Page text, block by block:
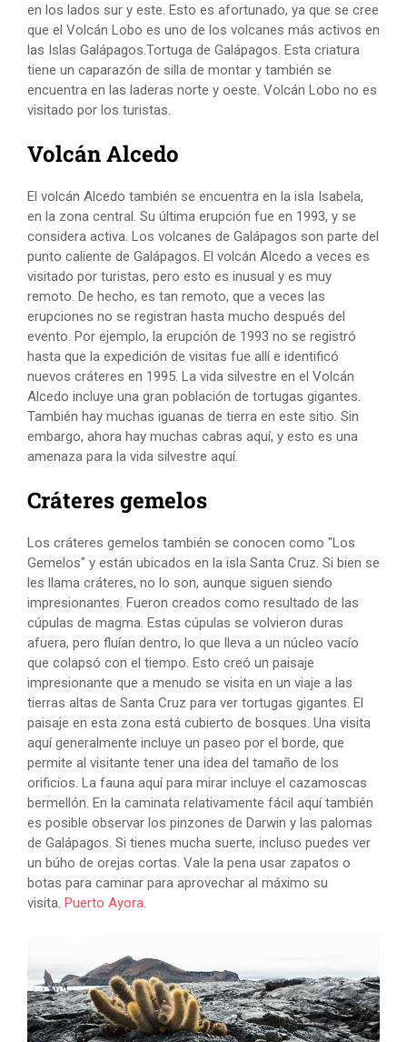
en los lados sur y este. Esto es afortunado, ya que se cree
que el Volcán Lobo es uno de los volcanes más activos en
las Islas Galápagos.Tortuga de Galápagos. Esta criatura
tiene un caparazón de silla de montar y también se
encuentra en las laderas norte y oeste. Volcán Lobo no es
visitado por los turistas.
Volcán Alcedo
El volcán Alcedo también se encuentra en la isla Isabela,
en la zona central. Su última erupción fue en 1993, y se
considera activa. Los volcanes de Galápagos son parte del
punto caliente de Galápagos. El volcán Alcedo a veces es
visitado por turistas, pero esto es inusual y es muy
remoto. De hecho, es tan remoto, que a veces las
erupciones no se registran hasta mucho después del
evento. Por ejemplo, la erupción de 1993 no se registró
hasta que la expedición de visitas fue allí e identificó
nuevos cráteres en 1995. La vida silvestre en el Volcán
Alcedo incluye una gran población de tortugas gigantes.
También hay muchas iguanas de tierra en este sitio. Sin
embargo, ahora hay muchas cabras aquí, y esto es una
amenaza para la vida silvestre aquí.
Cráteres gemelos
Los cráteres gemelos también se conocen como "Los
Gemelos" y están ubicados en la isla Santa Cruz. Si bien se
les llama cráteres, no lo son, aunque siguen siendo
impresionantes. Fueron creados como resultado de las
cúpulas de magma. Estas cúpulas se volvieron duras
afuera, pero fluían dentro, lo que lleva a un núcleo vacío
que colapsó con el tiempo. Esto creó un paisaje
impresionante que a menudo se visita en un viaje a las
tierras altas de Santa Cruz para ver tortugas gigantes. El
paisaje en esta zona está cubierto de bosques. Una visita
aquí generalmente incluye un paseo por el borde, que
permite al visitante tener una idea del tamaño de los
orificios. La fauna aquí para mirar incluye el cazamoscas
bermellón. En la caminata relativamente fácil aquí también
es posible observar los pinzones de Darwin y las palomas
de Galápagos. Si tienes mucha suerte, incluso puedes ver
un búho de orejas cortas. Vale la pena usar zapatos o
botas para caminar para aprovechar al máximo su
visita. Puerto Ayora.